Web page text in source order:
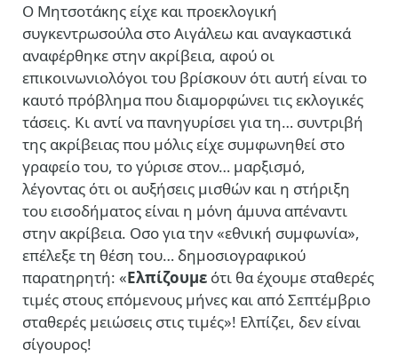
Ο Μητσοτάκης είχε και προεκλογική
συγκεντρωσούλα στο Αιγάλεω και αναγκαστικά
αναφέρθηκε στην ακρίβεια, αφού οι
επικοινωνιολόγοι του βρίσκουν ότι αυτή είναι το
καυτό πρόβλημα που διαμορφώνει τις εκλογικές
τάσεις. Κι αντί να πανηγυρίσει για τη… συντριβή
της ακρίβειας που μόλις είχε συμφωνηθεί στο
γραφείο του, το γύρισε στον… μαρξισμό,
λέγοντας ότι οι αυξήσεις μισθών και η στήριξη
του εισοδήματος είναι η μόνη άμυνα απέναντι
στην ακρίβεια. Οσο για την «εθνική συμφωνία»,
επέλεξε τη θέση του… δημοσιογραφικού
παρατηρητή: «Ελπίζουμε ότι θα έχουμε σταθερές
τιμές στους επόμενους μήνες και από Σεπτέμβριο
σταθερές μειώσεις στις τιμές»! Ελπίζει, δεν είναι
σίγουρος!